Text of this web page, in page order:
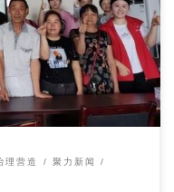
民政局携成都聚力社会
降温知识宣传活动。
理营造
聚力新闻